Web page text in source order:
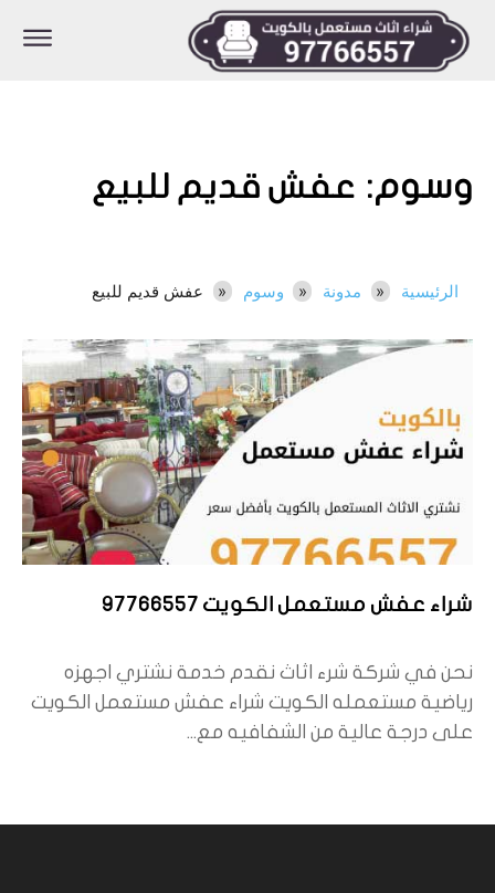
وسوم: عفش قديم للبيع
الرئيسية مدونة وسوم عفش قديم للبيع
شراء عفش مستعمل الكويت 97766557
نحن في شركة شرء اثاث نقدم خدمة نشتري اجهزه
رياضية مستعمله الكويت شراء عفش مستعمل الكويت
على درجة عالية من الشفافيه مع...